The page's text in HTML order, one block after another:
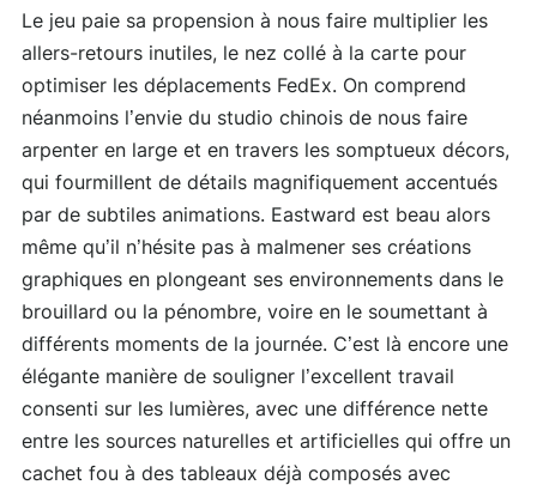
Le jeu paie sa propension à nous faire multiplier les
allers-retours inutiles, le nez collé à la carte pour
optimiser les déplacements FedEx. On comprend
néanmoins l’envie du studio chinois de nous faire
arpenter en large et en travers les somptueux décors,
qui fourmillent de détails magnifiquement accentués
par de subtiles animations. Eastward est beau alors
même qu’il n’hésite pas à malmener ses créations
graphiques en plongeant ses environnements dans le
brouillard ou la pénombre, voire en le soumettant à
différents moments de la journée. C’est là encore une
élégante manière de souligner l’excellent travail
consenti sur les lumières, avec une différence nette
entre les sources naturelles et artificielles qui offre un
cachet fou à des tableaux déjà composés avec